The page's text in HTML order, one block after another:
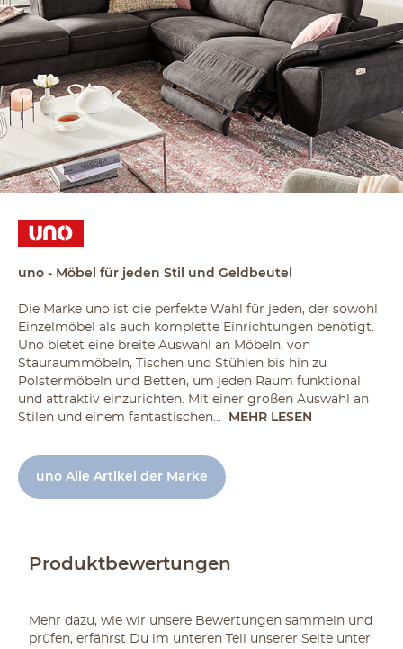
uno - Möbel für jeden Stil und Geldbeutel
Die Marke uno ist die perfekte Wahl für jeden, der sowohl
Einzelmöbel als auch komplette Einrichtungen benötigt.
Uno bietet eine breite Auswahl an Möbeln, von
Stauraummöbeln, Tischen und Stühlen bis hin zu
Polstermöbeln und Betten, um jeden Raum funktional
und attraktiv einzurichten. Mit einer großen Auswahl an
Stilen und einem fantastischen...
MEHR LESEN
uno Alle Artikel der Marke
Produktbewertungen
Mehr dazu, wie wir unsere Bewertungen sammeln und
prüfen, erfährst Du im unteren Teil unserer Seite unter